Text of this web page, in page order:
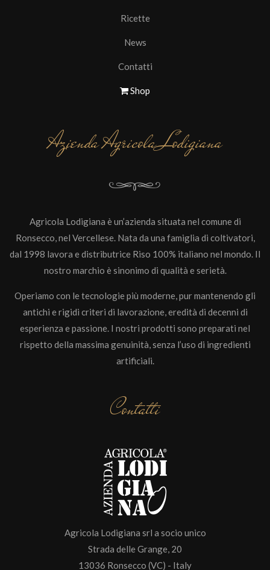
Ricette
News
Contatti
Shop
Azienda Agricola Lodigiana
Agricola Lodigiana è un’azienda situata nel comune di
Ronsecco, nel Vercellese. Nata da una famiglia di coltivatori,
dal 1998 lavora e distributrice Riso 100% italiano nel mondo. Il
nostro marchio è sinonimo di qualità e serietà.
Operiamo con le tecnologie più moderne, pur mantenendo gli
antichi e rigidi criteri di lavorazione, eredità di decenni di
esperienza e passione. I nostri prodotti sono preparati nel
rispetto della massima genuinità, senza l’uso di ingredienti
artificiali.
Contatti
Agricola Lodigiana srl a socio unico
Strada delle Grange, 20
13036 Ronsecco (VC) - Italy